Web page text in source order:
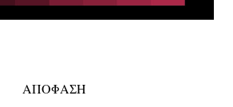
ΑΠΟΦΑΣΗ